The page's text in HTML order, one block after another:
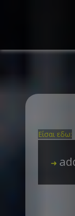
Είσαι εδω:
➜